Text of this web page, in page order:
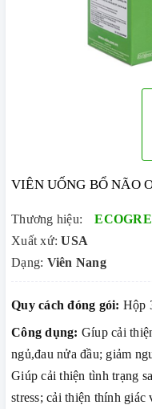
VIÊN UỐNG BỔ NÃO
Thương hiệu:
Xuất xứ:USA
Dạng: Viên Nang
Quy cách đóng gói: Hộp
Công dụng: Gíup cải
ngủ,đau nửa đầu; giảm
Giúp cải thiện tình trạng
stress; cải thiện thính